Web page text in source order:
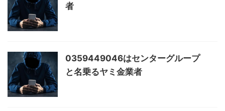
者
0359449046はセンターグループ
と名乗るヤミ金業者